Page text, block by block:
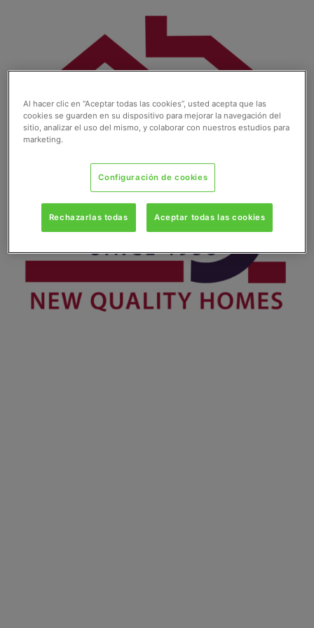
Al hacer clic en “Aceptar todas las cookies”, usted acepta que las
cookies se guarden en su dispositivo para mejorar la navegación del
sitio, analizar el uso del mismo, y colaborar con nuestros estudios para
marketing.
Configuración de cookies
Rechazarlas todas Aceptar todas las cookies